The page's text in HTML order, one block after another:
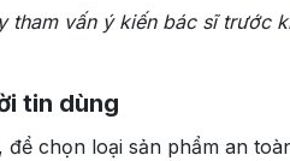
tham vấn ý kiến bác sĩ trước
tin dùng
chọn loại sản phẩm an